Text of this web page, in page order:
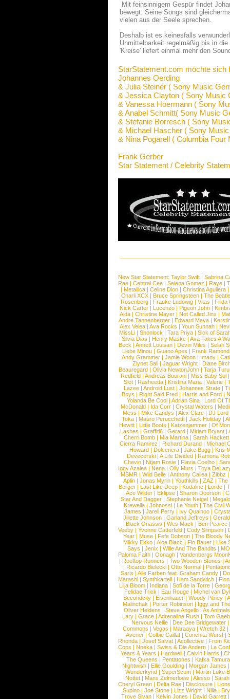
Mit feinsinnigem Gespür findet
bewegt. Seine Songs sind
vielen aus der Seele sprechen.
Deshalb ist es keinesfalls
Unmittelbarkeit regelmäßig bis in
'Kreise' liefert einmal mehr den
StarStatement.com möchte sich
Johannes Oerding
& Julia Steiner ( Sony Music
& Jessica Clayton ( Sony Music
& Vanessa Hoermann ( Sony
& Anabel Schmitt( Sony Music
& Stefanie Borresch ( Sony
& Michael Hascher ( Sony
& Nina Pogarell ( Columbia
Frank Gerber
Star Statement / Celebrity
New Star Statement: Taylor Swift | Sabrina
Rae |Central Cee |Selena Gomez |Raye |
| Metallica | Celine Dion | Christina Aguilera |
Charli XCX |Bruce Springsteen |The
Rosenberg | Frauke Ludowig | Vitas | Frida
Nick Carter | Lucenzo | Pigeon John |
Aida |Christine Mayer |Not Called Jinx |
Andre Tannenberger | Edward Maya |
Alex Velea | Ava Rocks | Youn Sunnah |
MissLi | Shonlock | Tara Priya | Sick of
Silvia Dias |Henry Maske |Ava Takes A
Beck |Annett Louisan |Devin Miles |Selah
Liebe Minou |Guano Apes |Frank Ramond
Andy Grammer |Jamie Woon | Imany |
Ziynet Sali |Jaguar Wright |Diane
Beauregard |Olivia NewtonJohn |Tarja
Redfield | Andreas Bourani | Miss Baby Sol
Slot | Rasheeda | Kristina Maria | Valerie |
Lazee | Android Lust | Johannes Strate |
Boys | Right Said Fred | Harris and Ford |
Yolanda Be Cool |Adrian Sina |Lord Of
McDonald | Ida Corr |Crystal Waters |
Mess | Mike Candys | Alex Clare | DJ Lord
Toka | Mauro Perucchetti | Jack Holiday |
Hewitt |Little Boots |Katzenjammer |Of
Lashes |Graffiti6 |Gerard |Miriam Bryant |
Cherri Bomb | Mia Martina | Sarah Hackett
Cierra Ramirez | Richard Durand | Michael
Howard |Dolcenera |Jake Bugg |Kris
Devecerski |A Life Divided |Ramona
Chevin |Ntjam Rosie |Flavia Coelho |
Iggy Azalea | Nena | Olly Murs | Toya
MSMR |Wild Belle |Anthony Callea |Zibbz
Aplin | Jonas Myrin | Youthkills | ZAZ | The
Berger |Last Like Deep |Kodaline |Lorde |
|Ace Wilder |Eklipse |Sharon Doorson |
Star And Dagger | Stephanie Neigel |
Krewella | Johnossi | Le Youth | The Civil
James | Jarell Perry | Ivy Quainoo |
Jillette Johnson | Garland Jeffreys |
Black Onassis | Wes Mack | Ben Pearce
Veeby | Yvonne Catterfeld | Cody Simpson |
Year |Muse |Fefe Dobson |The Bloody
Mikky Ekko | Aloe Blacc | Flo Bauer | Like
Says | Jenix | Wille And The Bandits | MO
Paloma Faith |Oonagh |Vandenbergs
|Rooftop Runners |Two Wooden Stones |
| Ricardo Bielecki | Otto Normal |
Saris | Alle Farben feat. Graham Candy |
Marashi | Synthkartell | Ham Sandwich |
Lilja Bloom | Indiana | Sofi de la Torre |
Felidae Trick | Eau Rouge | Michel van
Secondcity |Eisenhauer |Woody Pitney |
Malinchak |Porter Robinson | Iggy and
Oliver Heldens |Steve Angello |As Animals
Lary | Grace | Adrenaline Rush | Tom
Nervous Nellie | Dee Dee Bridgewater |
Commons |Vegas |Maraaya |Wretch 32 |
Avener | Colbie Caillat | Conchita Wurst |
Rhonda | Josef Salvat | Acollective | From
Cops | Nneka | Swiss & Die Andern | La
Years & Years |Hardwell |Calvin Harris |
The Queens | Pentatones | Kafka Tamura
Nightwish |Ellie Goulding |Morgan James
Wunderkynd | SuperScum | Martin Luke
Nottet |Mans Zelmerloew |Alesso |
Cheryl Green |Delta Rae |Disclosure |
Supino |Joe Stone |Lizz Wright |Niila |
Troye Sivan | Kelvin Jones | David Garrett